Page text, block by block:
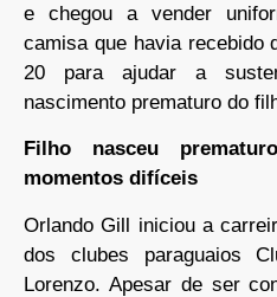
e chegou a vender
camisa que havia recebido
20 para ajudar a
nascimento prematuro do
Filho nasceu
momentos difíceis
Orlando Gill iniciou a
dos clubes paraguaios
Lorenzo. Apesar de ser